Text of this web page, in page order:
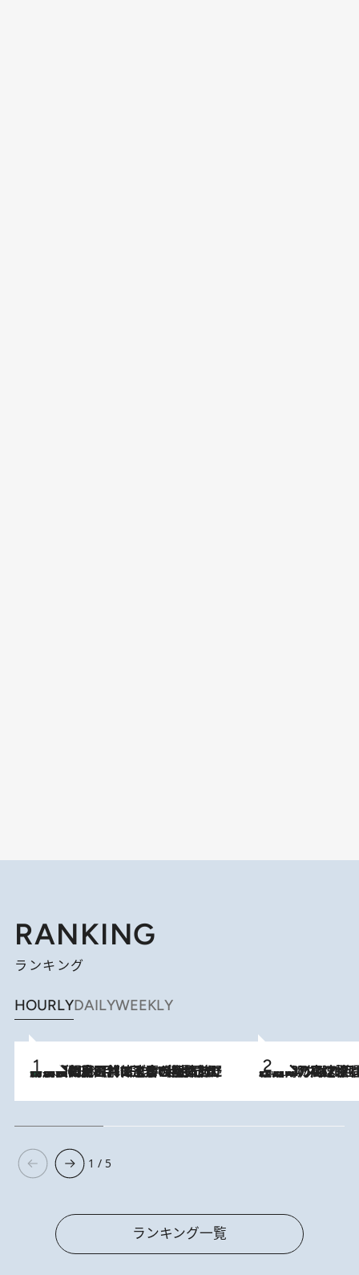
RANKING
ランキング
HOURLYDAILYWEEKLY
2026.8.8
「最後に見られてよかった」上野動物園の東園パンダ舎が解体前に特別公開。8月16日まで延長されたパネル展と共に辿る“半世紀”のパンダ飼育《解体工事の図面あり》 2026.8.7
「湘南乃風に憧れて」観客大盛上がりの“タオル回し”に、ラッパー顔負けの高速歌唱まで…さだまさし（74）のアグレッシブすぎる現在地
1 / 5
ランキング一覧